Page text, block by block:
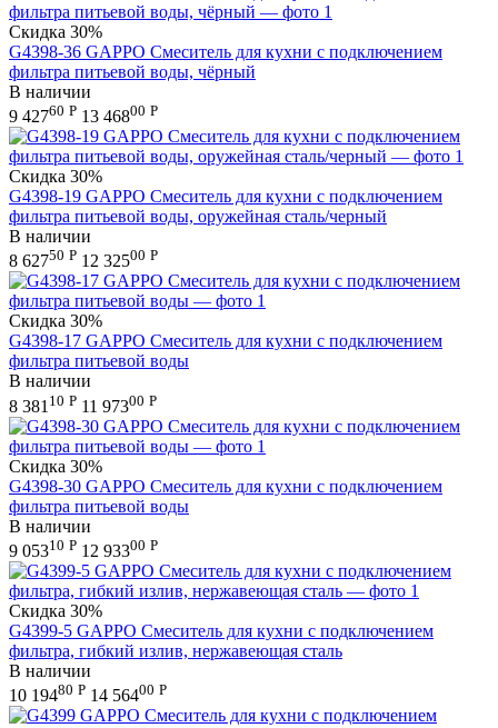
Скидка 30%
G4398-36 GAPPO Смеситель для кухни с подключением
фильтра питьевой воды, чёрный
В наличии
9 42760 Р 13 46800 Р
Скидка 30%
G4398-19 GAPPO Смеситель для кухни с подключением
фильтра питьевой воды, оружейная сталь/черный
В наличии
8 62750 Р 12 32500 Р
Скидка 30%
G4398-17 GAPPO Смеситель для кухни с подключением
фильтра питьевой воды
В наличии
8 381 10 Р 11 97300 Р
Скидка 30%
G4398-30 GAPPO Смеситель для кухни с подключением
фильтра питьевой воды
В наличии
9 05310 Р 12 93300 Р
Скидка 30%
G4399-5 GAPPO Смеситель для кухни с подключением
фильтра, гибкий излив, нержавеющая сталь
В наличии
10 19480 Р 14 56400 Р